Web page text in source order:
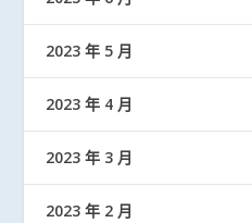
2023 年 5 月
2023 年 4 月
2023 年 3 月
2023 年 2 月